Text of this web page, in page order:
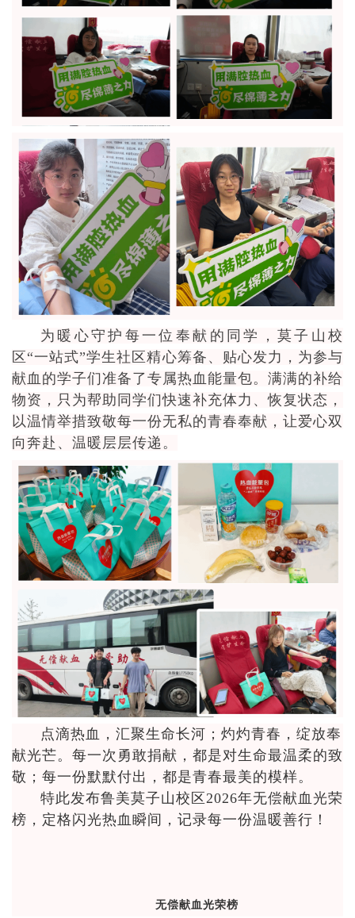
为暖心守护每一位奉献的同学，莫子山校
区“一站式”学生社区精心筹备、贴心发力，为参与
献血的学子们准备了专属热血能量包。满满的补给
物资，只为帮助同学们快速补充体力、恢复状态，
以温情举措致敬每一份无私的青春奉献，让爱心双
向奔赴、温暖层层传递。
点滴热血，汇聚生命长河；灼灼青春，绽放奉
献光芒。每一次勇敢捐献，都是对生命最温柔的致
敬；每一份默默付出，都是青春最美的模样。
特此发布鲁美莫子山校区2026年无偿献血光荣
榜，定格闪光热血瞬间，记录每一份温暖善行！
无偿献血光荣榜